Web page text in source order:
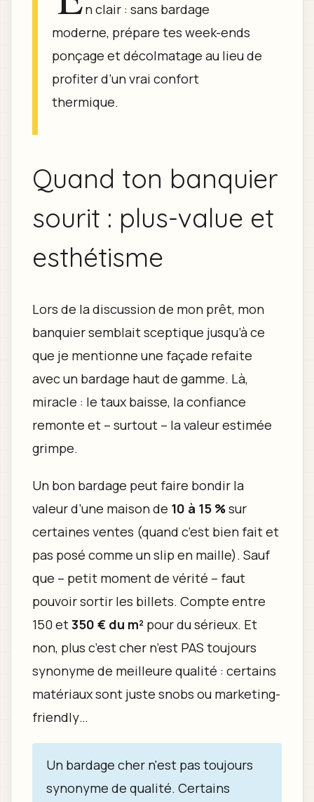
n clair : sans bardage
moderne, prépare tes week-ends
ponçage et décolmatage au lieu de
profiter d’un vrai confort
thermique.
Quand ton banquier
sourit : plus-value et
esthétisme
Lors de la discussion de mon prêt, mon
banquier semblait sceptique jusqu’à ce
que je mentionne une façade refaite
avec un bardage haut de gamme. Là,
miracle : le taux baisse, la confiance
remonte et – surtout – la valeur estimée
grimpe.
Un bon bardage peut faire bondir la
valeur d’une maison de 10 à 15 %sur
certaines ventes (quand c’est bien fait et
pas posé comme un slip en maille). Sauf
que – petit moment de vérité – faut
pouvoir sortir les billets. Compte entre
150 et350 € du m²pour du sérieux. Et
non, plus c’est cher n’est PAS toujours
synonyme de meilleure qualité : certains
matériaux sont juste snobs ou marketing-
friendly…
Un bardage cher n'est pas toujours
synonyme de qualité. Certains